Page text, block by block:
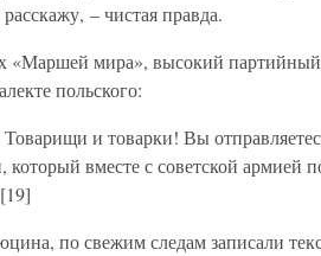
– чистая правда.
«Маршей мира», высокий партийный
польского:
и товарки! Вы
вместе с советской армией
по свежим следам записали